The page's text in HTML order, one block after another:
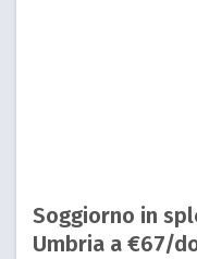
Soggiorno in
Umbria a €67/